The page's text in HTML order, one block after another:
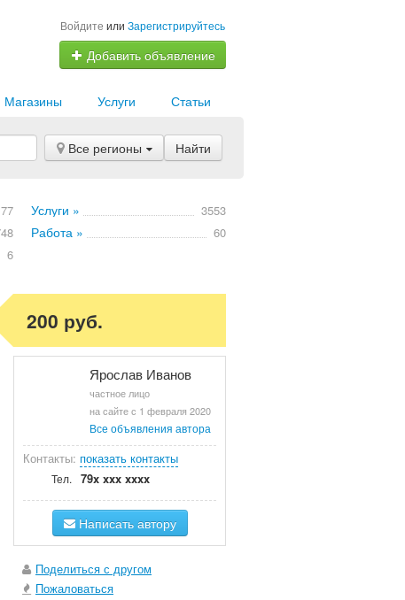
Войдите или Зарегистрируйтесь
Добавить объявление
Статьи
Услуги
Магазины
Все регионы Найти
77 Услуги » 3553
Работа » 60
6
200 руб.
Ярослав Иванов
частное лицо
на сайте с 1 февраля 2020
Все объявления автора
Контакты: показать контакты
Тел. 79x xxx xxxx
Написать автору
Поделиться с другом
Пожаловаться